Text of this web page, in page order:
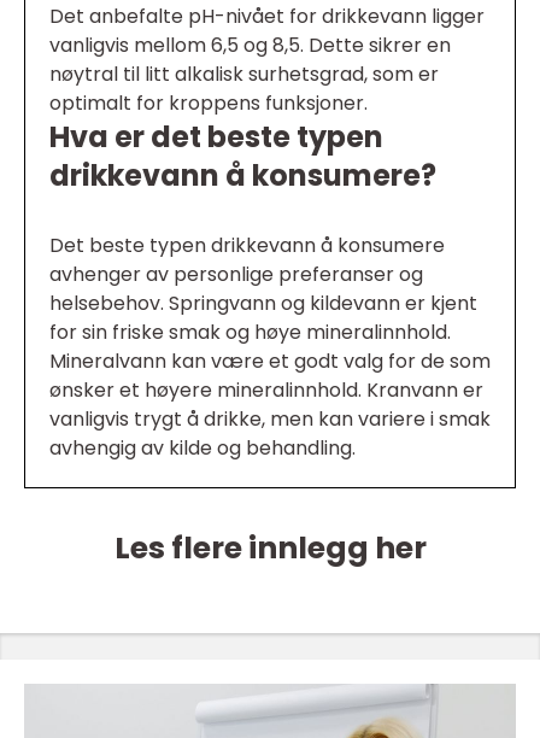
Det anbefalte pH-nivået for drikkevann ligger
vanligvis mellom 6,5 og 8,5. Dette sikrer en
nøytral til litt alkalisk surhetsgrad, som er
optimalt for kroppens funksjoner.
Hva er det beste typen
drikkevann å konsumere?
Det beste typen drikkevann å konsumere
avhenger av personlige preferanser og
helsebehov. Springvann og kildevann er kjent
for sin friske smak og høye mineralinnhold.
Mineralvann kan være et godt valg for de som
ønsker et høyere mineralinnhold. Kranvann er
vanligvis trygt å drikke, men kan variere i smak
avhengig av kilde og behandling.
Les flere innlegg her